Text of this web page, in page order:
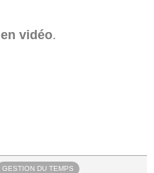
en vidéo.
GESTION DU TEMPS